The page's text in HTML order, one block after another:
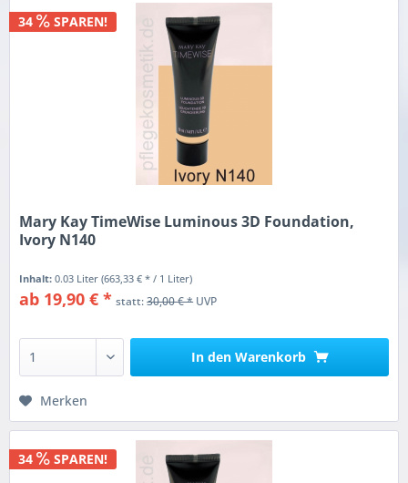
34 SPAREN!
Mary Kay TimeWise Luminous 3D Foundation,
Ivory N140
Inhalt:0.03 Liter(663,33 € * / 1 Liter)
ab 19,90 € * statt:30,00 € *UVP
In den Warenkorb
Merken
34 SPAREN!